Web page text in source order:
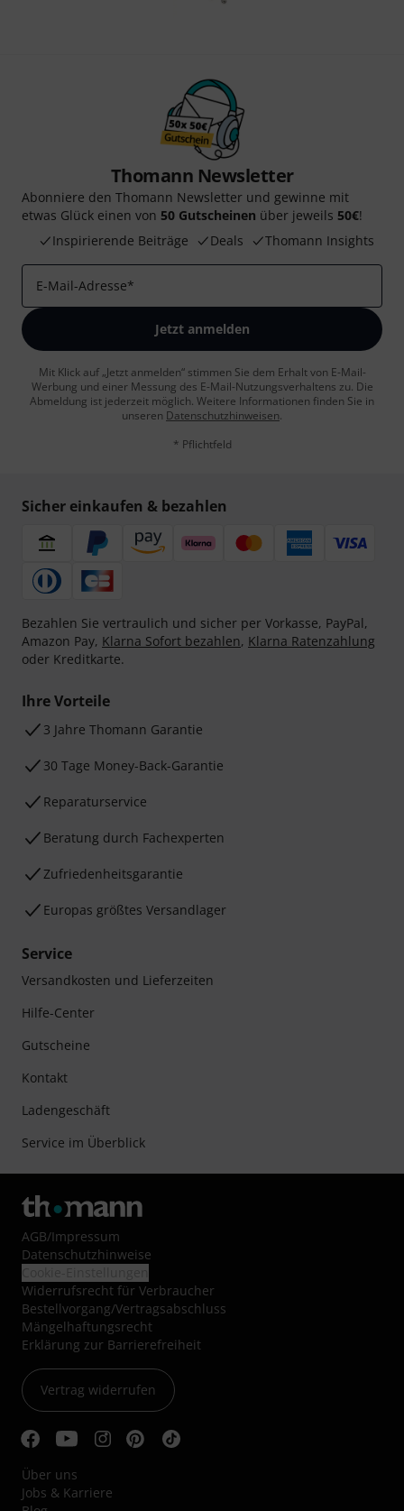
Thomann Newsletter
Abonniere den Thomann Newsletter und gewinne mit
etwas Glück einen von 50 Gutscheinen über jeweils 50€!
Inspirierende Beiträge
Deals Thomann Insights
E-Mail-Adresse*
Jetzt anmelden
Mit Klick auf „Jetzt anmelden“ stimmen Sie dem Erhalt von E-Mail-
Werbung und einer Messung des E-Mail-Nutzungsverhaltens zu. Die
Abmeldung ist jederzeit möglich. Weitere Informationen finden Sie in
unseren Datenschutzhinweisen.
* Pflichtfeld
Sicher einkaufen & bezahlen
Bezahlen Sie vertraulich und sicher per Vorkasse, PayPal,
Amazon Pay, Klarna Sofort bezahlen, Klarna Ratenzahlung
oder Kreditkarte.
Ihre Vorteile
3 Jahre Thomann Garantie
30 Tage Money-Back-Garantie
Reparaturservice
Beratung durch Fachexperten
Zufriedenheitsgarantie
Europas größtes Versandlager
Service
Versandkosten und Lieferzeiten
Hilfe-Center
Gutscheine
Kontakt
Ladengeschäft
Service im Überblick
AGB/Impressum
Datenschutzhinweise
Widerrufsrecht für Verbraucher
Bestellvorgang/Vertragsabschluss
Mängelhaftungsrecht
Erklärung zur Barrierefreiheit
Vertrag widerrufen
Über uns
Jobs & Karriere